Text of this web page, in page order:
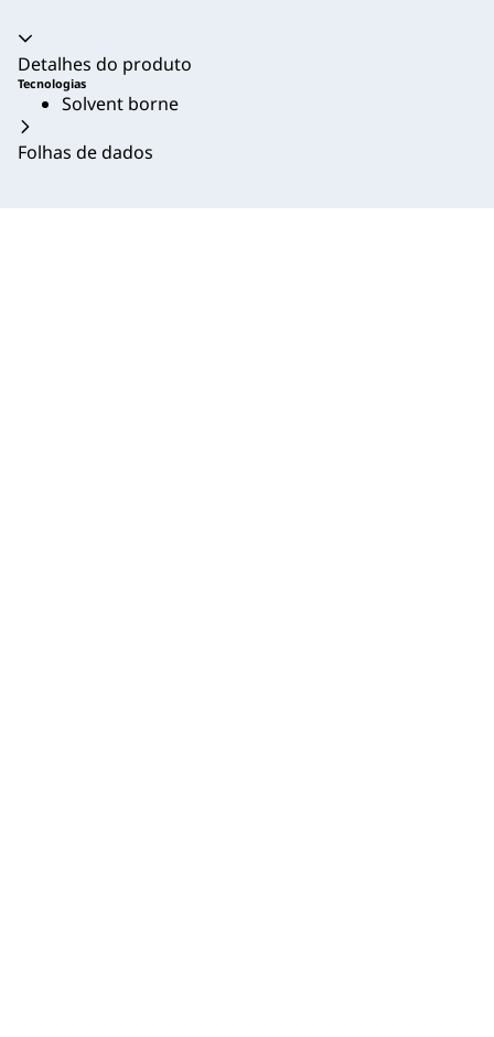
Acordeão recolhido
Detalhes do produto
Tecnologias
Solvent borne
Folhas de dados